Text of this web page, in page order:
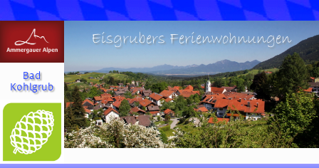
Bad
Kohlgrub
Eisgrubers Ferienwohnungen